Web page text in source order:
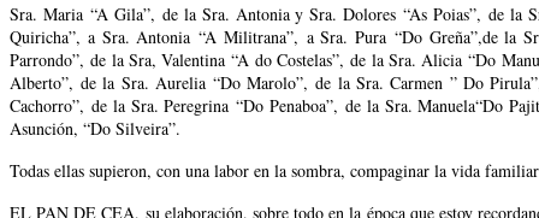
Sra. Maria “A Gila”, de la Sra. Antonia y Sra. Dolores “As Poias”, de la
Quiricha”, a Sra. Antonia “A Militrana”, a Sra. Pura “Do Greña”,de la
Parrondo”, de la Sra, Valentina “A do Costelas”, de la Sra. Alicia “Do
Alberto”, de la Sra. Aurelia “Do Marolo”, de la Sra. Carmen ” Do
Cachorro”, de la Sra. Peregrina “Do Penaboa”, de la Sra. Manuela“Do
Asunción, “Do Silveira”.
Todas ellas supieron, con una labor en la sombra, compaginar la vida
EL PAN DE CEA, su elaboración, sobre todo en la época que estoy